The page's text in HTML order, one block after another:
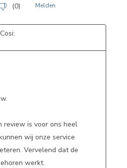
(0) Melden
review is voor ons heel
wij onze service
Vervelend dat de
werkt.